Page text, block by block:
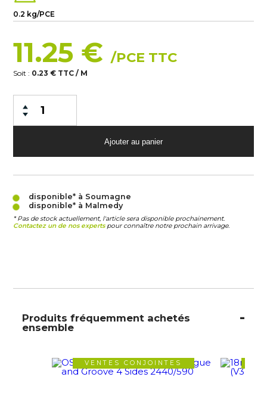
0.2 kg/PCE
11.25 €/PCE TTC
Soit : 0.23 € TTC / M
disponible* à Soumagne
disponible* à Malmedy
* Pas de stock actuellement, l'article sera disponible prochainement.
Contactez un de nos expertspour connaître notre prochain arrivage.
Produits fréquemment achetés
ensemble
VENTES CONJOINTES